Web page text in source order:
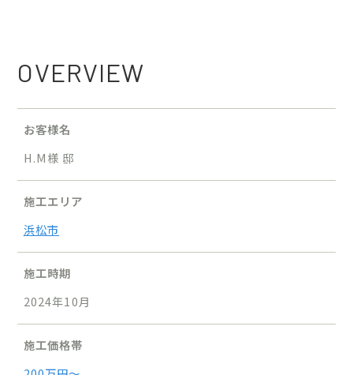
OVERVIEW
お客様名
H.M様 邸
施工エリア
浜松市
施工時期
2024年10月
施工価格帯